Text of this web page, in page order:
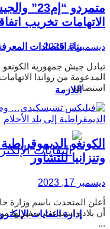
بناء اقتصادات
اللازمة
إدارة النفايات
متمردو
الاتهامات تخريب
ديسمبر 3, 2025
المدعومة من رواندا
استضافة ...
الكونغو
وتنزانيا للتشاور
ديسمبر 17, 2023
أعلن المتحدث باسم وزارة
أن بلاده استدعت سفيريها من
...